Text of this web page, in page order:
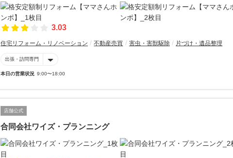
3.03
住宅リフォーム・リノベーション 不動産売買 害虫・害獣駆除 片づけ・遺品整理
出張・訪問専門
本日の営業状況 9:00〜18:00
店舗公式
合同会社ワイズ・プランニング